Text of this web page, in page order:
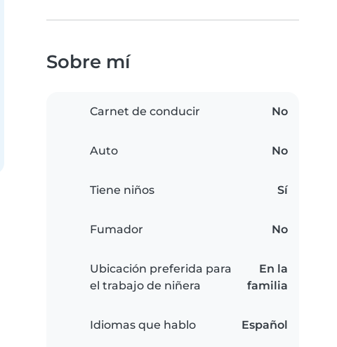
Sobre mí
Carnet de conducir No
Auto No
Tiene niños Sí
Fumador No
Ubicación preferida para
el trabajo de niñera
En la
familia
Idiomas que hablo Español